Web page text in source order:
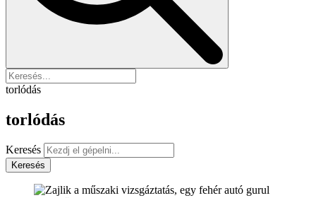
torlódás
torlódás
Keresés
Keresés